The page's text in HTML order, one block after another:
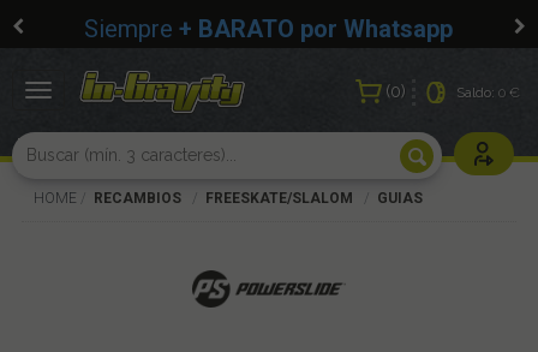
Siempre + BARATO por Whatsapp
0 Saldo:0 €
Usuarios
Toggle
HOME RECAMBIOS FREESKATE/SLALOM GUIAS